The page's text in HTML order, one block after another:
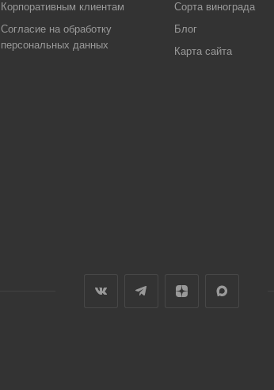
Корпоративным клиентам
Согласие на обработку
персональных данных
Сорта винограда
Блог
Карта сайта